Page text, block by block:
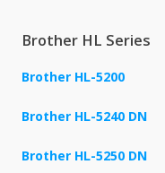
Brother HL Series
Brother HL-5200
Brother HL-5240 DN
Brother HL-5250 DN